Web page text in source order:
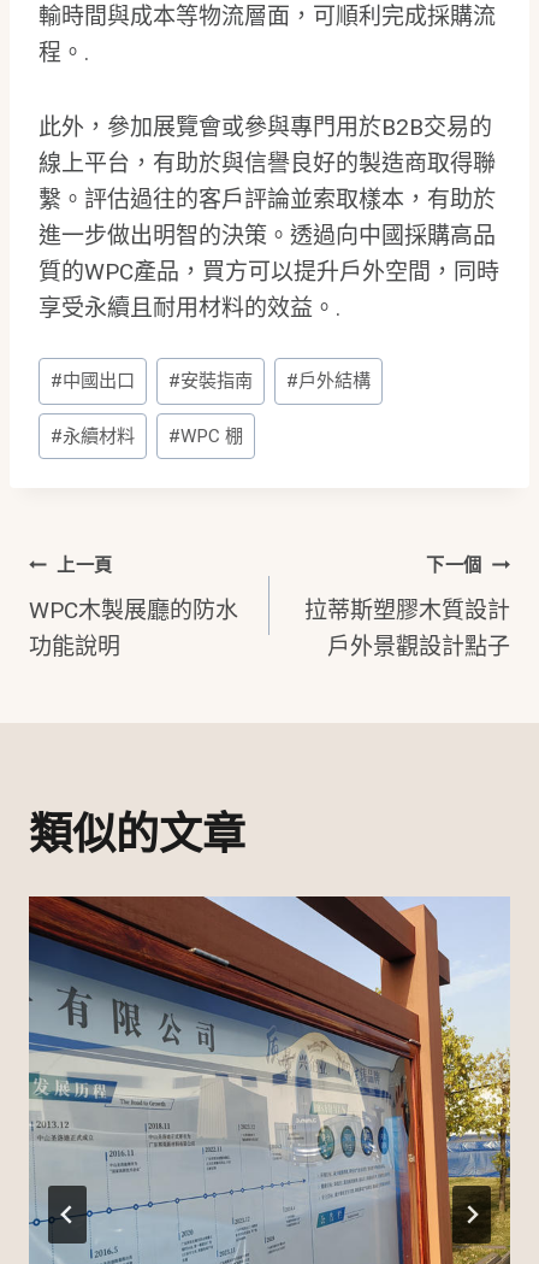
輸時間與成本等物流層面，可順利完成採購流
程。.
此外，參加展覽會或參與專門用於B2B交易的
線上平台，有助於與信譽良好的製造商取得聯
繫。評估過往的客戶評論並索取樣本，有助於
進一步做出明智的決策。透過向中國採購高品
質的WPC產品，買方可以提升戶外空間，同時
享受永續且耐用材料的效益。.
貼
文
標
#中國出口 #安裝指南 #戶外結構
#永續材料 #WPC 棚
文
章
上一頁
WPC木製展廳的防水
功能說明
下一個
拉蒂斯塑膠木質設計
戶外景觀設計點子
類似的文章